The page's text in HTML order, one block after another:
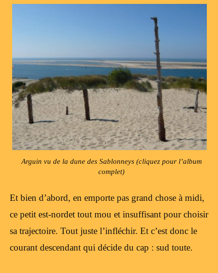
Arguin vu de la dune des Sablonneys (cliquez pour l’album
complet)
Et bien d’abord, en emporte pas grand chose à midi,
ce petit est-nordet tout mou et insuffisant pour choisir
sa trajectoire. Tout juste l’infléchir. Et c’est donc le
courant descendant qui décide du cap : sud toute.